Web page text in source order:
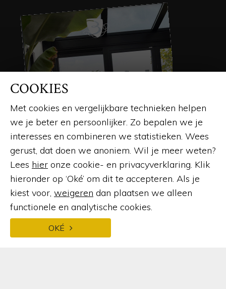
BROCHURE AANVRAGEN
Plannen om te bouwen of verbouwen? Daar moet
u beslist even voor gaan zitten. Een goed
hulpmiddel is de brochure van Busscher Serrebouw.
Hierin vindt u uitgebreide informatie, een overzicht
van de producten en vele voorbeelden.
BROCHURE AANVRAGEN
COOKIES
Met cookies en vergelijkbare technieken helpen
we je beter en persoonlijker. Zo bepalen we je
interesses en combineren we statistieken. Wees
gerust, dat doen we anoniem. Wil je meer weten?
Lees hier onze cookie- en privacyverklaring. Klik
hieronder op ‘Oké’ om dit te accepteren. Als je
kiest voor, weigeren dan plaatsen we alleen
functionele en analytische cookies.
OKÉ